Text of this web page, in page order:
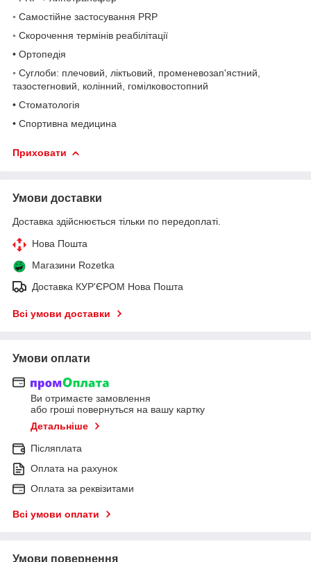
◦ Самостійне застосування PRP
◦ Скорочення термінів реабілітації
• Ортопедія
◦ Суглоби: плечовий, ліктьовий, променевозап'ястний,
тазостегновий, колінний, гомілковостопний
• Стоматологія
• Спортивна медицина
Приховати
Умови доставки
Доставка здійснюється тільки по передоплаті.
Нова Пошта
Магазини Rozetka
Доставка КУР'ЄРОМ Нова Пошта
Всі умови доставки
Умови оплати
Ви отримаєте замовлення
або гроші повернуться на вашу картку
Детальніше
Післяплата
Оплата на рахунок
Оплата за реквізитами
Всі умови оплати
Умови повернення